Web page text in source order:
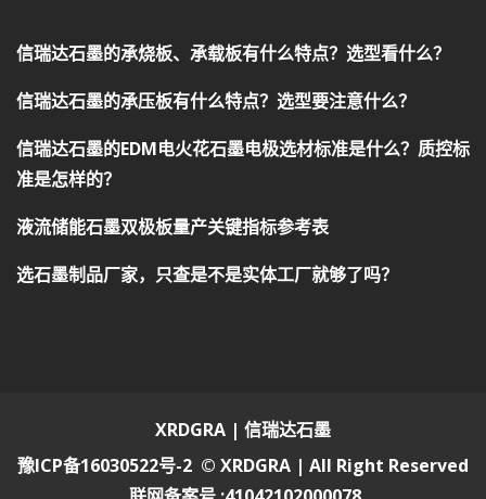
信瑞达石墨的承烧板、承载板有什么特点？选型看什么？
信瑞达石墨的承压板有什么特点？选型要注意什么？
信瑞达石墨的EDM电火花石墨电极选材标准是什么？质控标
准是怎样的？
液流储能石墨双极板量产关键指标参考表
选石墨制品厂家，只查是不是实体工厂就够了吗？
XRDGRA | 信瑞达石墨
豫ICP备16030522号-2 © XRDGRA | All Right Reserved